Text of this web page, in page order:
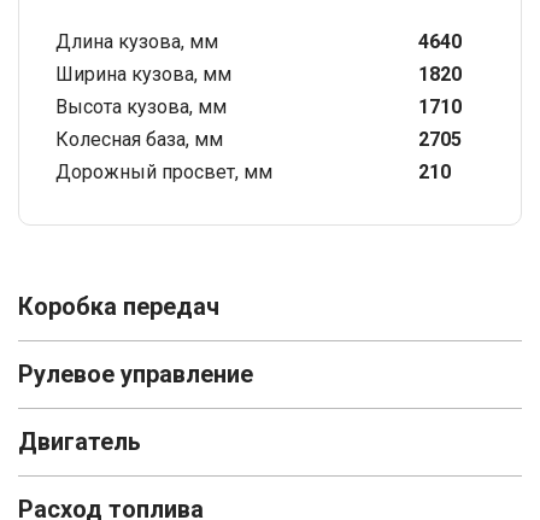
Длина кузова, мм
4640
Ширина кузова, мм
1820
Высота кузова, мм
1710
Колесная база, мм
2705
Дорожный просвет, мм
210
Коробка передач
Рулевое управление
Двигатель
Расход топлива